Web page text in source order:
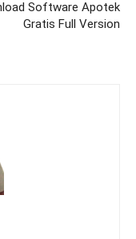
Software Apotek
Gratis Full Version